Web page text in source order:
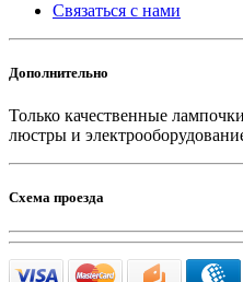
Связаться с нами
Дополнительно
Только качественные
люстры и
Схема проезда